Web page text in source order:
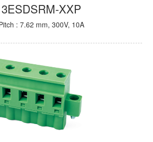
3ESDSRM-XXP
: 7.62 mm, 300V, 10A